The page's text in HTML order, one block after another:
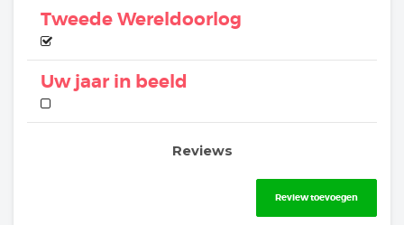
Tweede Wereldoorlog
Uw jaar in beeld
Reviews
Review toevoegen